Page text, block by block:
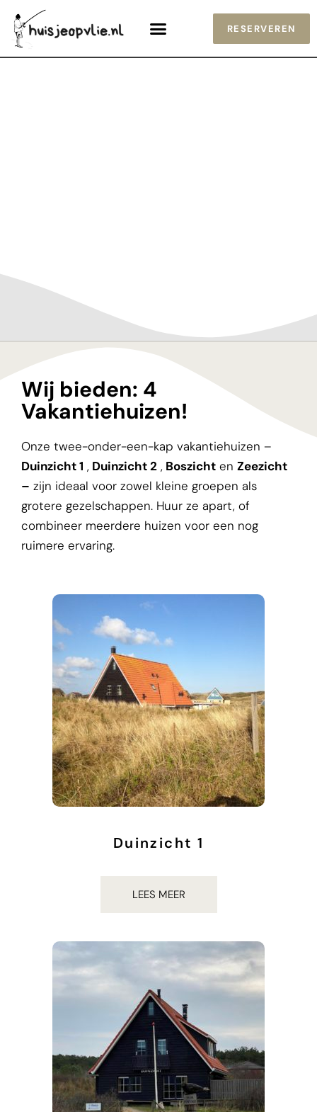
RESERVEREN
Welkom bij
huisjeopvlie.nl!
Ontdek onze vier vakantiehuizen op Vlieland,
midden in de duinen, op een perfecte locatie
tussen het strand en het bos.
Wij bieden: 4
Vakantiehuizen!‬ ‭
Onze twee-onder-een-kap vakantiehuizen –
Duinzicht 1 , Duinzicht 2 , Boszicht en Zeezicht
– zijn ideaal voor zowel kleine groepen als
grotere gezelschappen. Huur ze apart, of
combineer meerdere huizen voor een nog
ruimere ervaring.
Duinzicht 1
LEES MEER